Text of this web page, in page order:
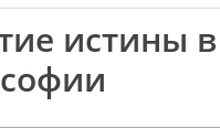
истины в